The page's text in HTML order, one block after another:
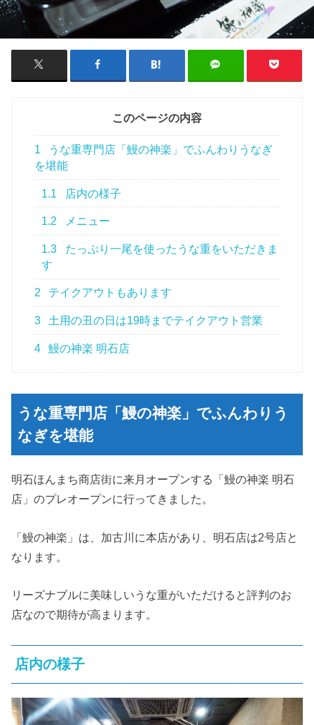
このページの内容
1
うな重専門店「鰻の神楽」でふんわりうなぎ
を堪能
1.1 店内の様子
1.2 メニュー
1.3
たっぷり一尾を使ったうな重をいただきま
す
2 テイクアウトもあります
3 土用の丑の日は19時までテイクアウト営業
4 鰻の神楽 明石店
うな重専門店「鰻の神楽」でふんわりう
なぎを堪能
明石ほんまち商店街に来月オープンする「鰻の神楽 明石
店」のプレオープンに行ってきました。
「鰻の神楽」は、加古川に本店があり、明石店は2号店と
なります。
リーズナブルに美味しいうな重がいただけると評判のお
店なので期待が高まります。
店内の様子